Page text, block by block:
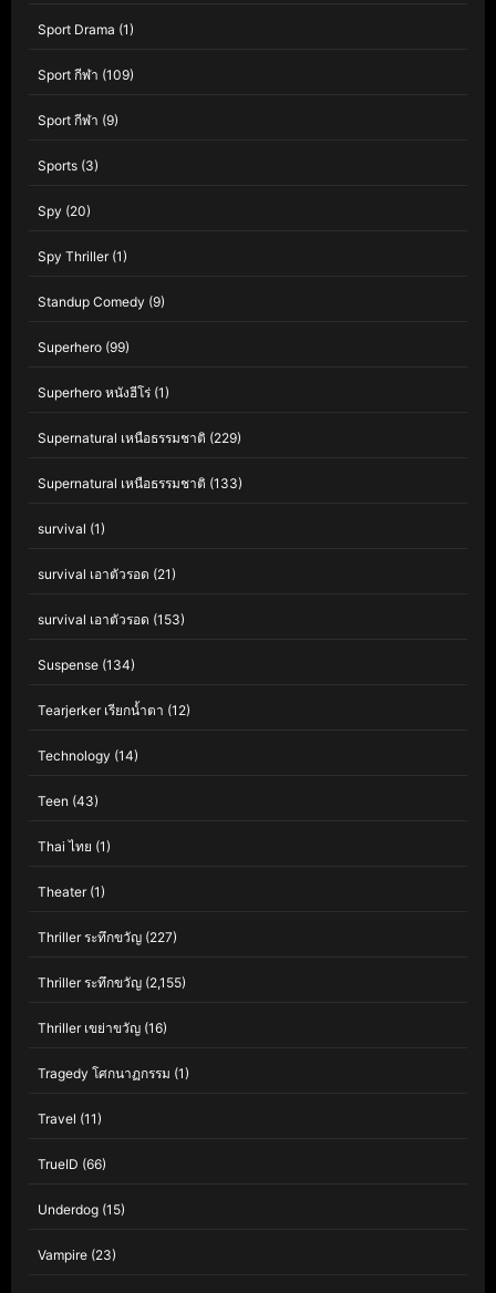
Sport Drama (1)
Sport กีฬา (109)
Sport กีฬา (9)
Sports (3)
Spy (20)
Spy Thriller(1)
Standup Comedy (9)
Superhero (99)
Superhero หนังฮีโร่ (1)
Supernatural เหนือธรรมชาติ (229)
Supernatural เหนือธรรมชาติ (133)
survival (1)
survival เอาตัวรอด (21)
survival เอาตัวรอด (153)
Suspense (134)
Tearjerker เรียกน้ำตา (12)
Technology (14)
Teen (43)
Thai ไทย (1)
Theater(1)
Thriller ระทึกขวัญ (227)
Thriller ระทึกขวัญ (2,155)
Thriller เขย่าขวัญ (16)
Tragedy โศกนาฏกรรม (1)
Travel (11)
TrueID (66)
Underdog (15)
Vampire (23)